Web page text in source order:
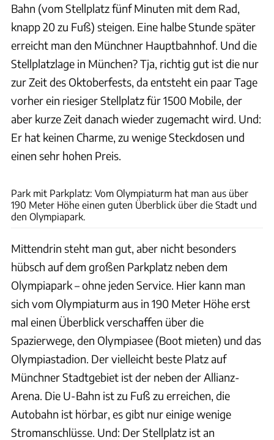
Bahn (vom Stellplatz fünf Minuten mit dem Rad,
knapp 20 zu Fuß) steigen. Eine halbe Stunde später
erreicht man den Münchner Hauptbahnhof. Und die
Stellplatzlage in München? Tja, richtig gut ist die nur
zur Zeit des Oktoberfests, da entsteht ein paar Tage
vorher ein riesiger Stellplatz für 1500 Mobile, der
aber kurze Zeit danach wieder zugemacht wird. Und:
Er hat keinen Charme, zu wenige Steckdosen und
einen sehr hohen Preis.
Park mit Parkplatz: Vom Olympiaturm hat man aus über
190 Meter Höhe einen guten Überblick über die Stadt und
den Olympiapark.
Mittendrin steht man gut, aber nicht besonders
hübsch auf dem großen Parkplatz neben dem
Olympiapark – ohne jeden Service. Hier kann man
sich vom Olympiaturm aus in 190 Meter Höhe erst
mal einen Überblick verschaffen über die
Spazierwege, den Olympiasee (Boot mieten) und das
Olympiastadion. Der vielleicht beste Platz auf
Münchner Stadtgebiet ist der neben der Allianz-
Arena. Die U-Bahn ist zu Fuß zu erreichen, die
Autobahn ist hörbar, es gibt nur einige wenige
Stromanschlüsse. Und: Der Stellplatz ist an